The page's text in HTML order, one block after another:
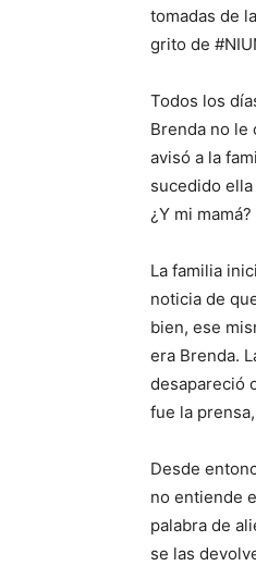
tomadas de
grito de
Todos los
Brenda no le
avisó a la
sucedido
¿Y mi mamá?
La familia
noticia de
bien, ese
era Brenda.
desapareció
fue la
Desde
no entiende
palabra de
se las